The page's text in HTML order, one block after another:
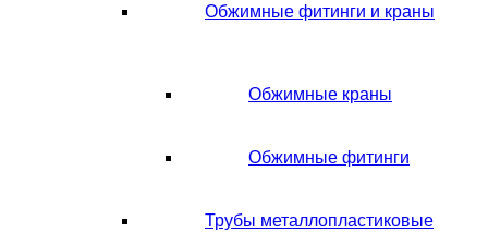
Обжимные фитинги и краны
Обжимные краны
Обжимные фитинги
Трубы металлопластиковые